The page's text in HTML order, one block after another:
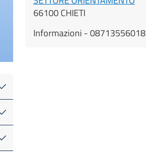
66100 CHIETI
Informazioni - 08713556018